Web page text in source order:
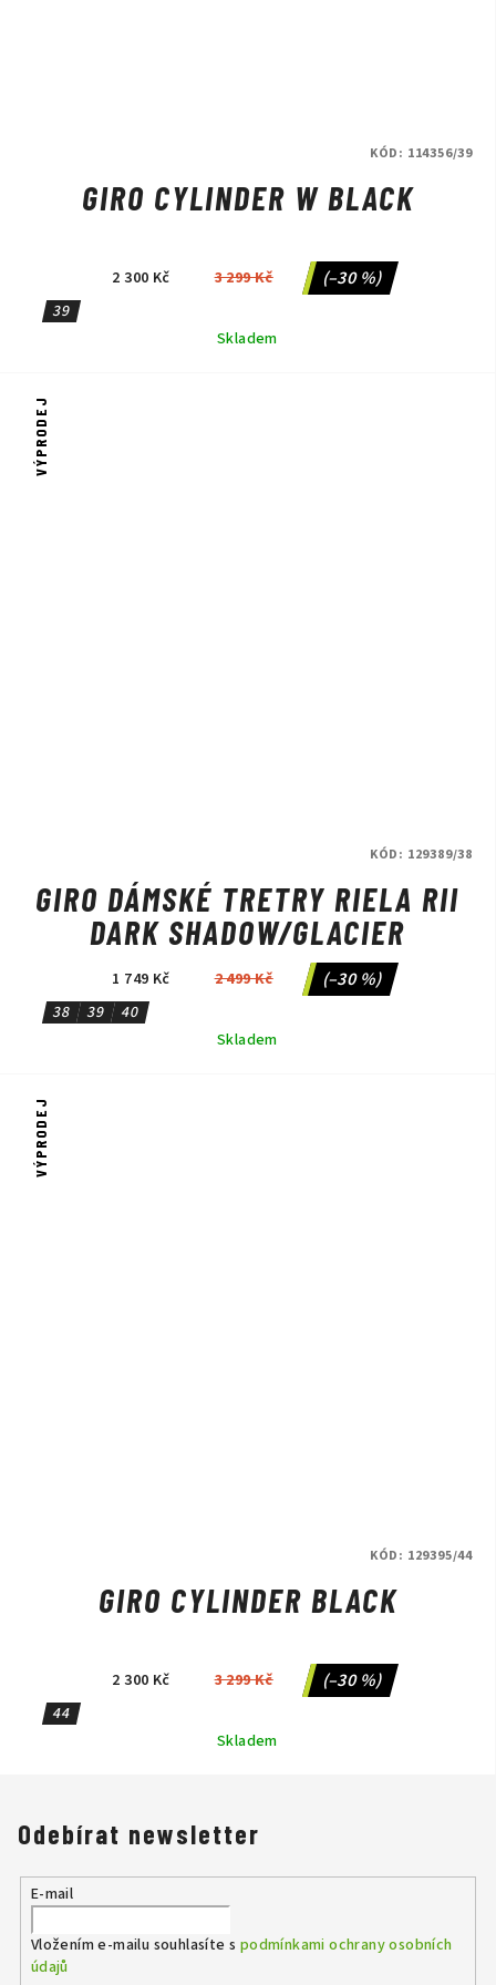
GIRO CYLINDER W BLACK
2 300 Kč 3 299 Kč (–30 %)
39
Skladem
KÓD: 114356/39
VÝPRODEJ
GIRO DÁMSKÉ TRETRY RIELA RII
DARK SHADOW/GLACIER
1 749 Kč 2 499 Kč (–30 %)
38 39
40
Skladem
KÓD: 129389/38
VÝPRODEJ
GIRO CYLINDER BLACK
2 300 Kč 3 299 Kč (–30 %)
44
Skladem
KÓD: 129395/44
Odebírat newsletter
E-mail
Vložením e-mailu souhlasíte s podmínkami ochrany osobních
údajů